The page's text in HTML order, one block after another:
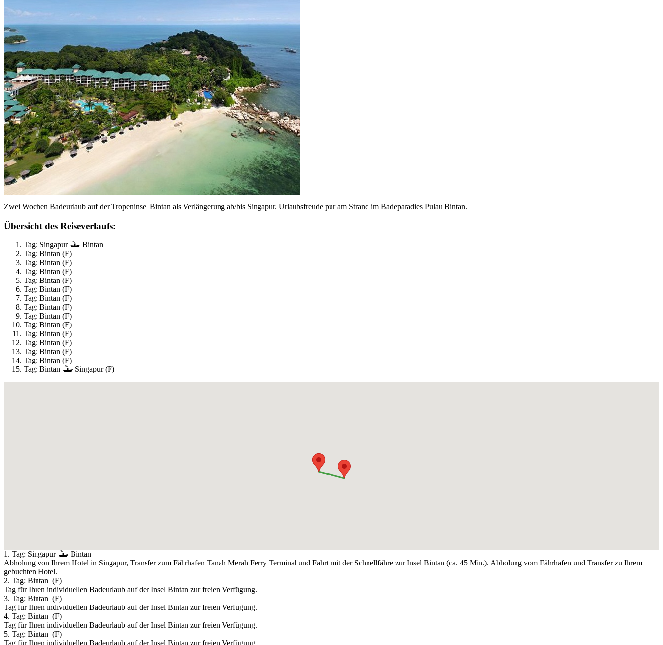
Zwei Wochen Badeurlaub auf der Tropeninsel Bintan als Verlängerung ab/bis Singapur. Urlaubsfreude pur am Strand im Badeparadies Pulau Bintan.
Übersicht des Reiseverlaufs:
Tag: Singapur
Bintan
Tag: Bintan (F)
Tag: Bintan (F)
Tag: Bintan (F)
Tag: Bintan (F)
Tag: Bintan (F)
Tag: Bintan (F)
Tag: Bintan (F)
Tag: Bintan (F)
Tag: Bintan (F)
Tag: Bintan (F)
Tag: Bintan (F)
Tag: Bintan (F)
Tag: Bintan (F)
Tag: Bintan
Singapur (F)
1. Tag: Singapur
Bintan
Abholung von Ihrem Hotel in Singapur, Transfer zum Fährhafen Tanah Merah Ferry Terminal und Fahrt mit der Schnellfähre zur Insel Bintan (ca. 45 Min.). Abholung vom Fährhafen und Transfer zu Ihrem
gebuchten Hotel.
2. Tag: Bintan (F)
Tag für Ihren individuellen Badeurlaub auf der Insel Bintan zur freien Verfügung.
3. Tag: Bintan (F)
Tag für Ihren individuellen Badeurlaub auf der Insel Bintan zur freien Verfügung.
4. Tag: Bintan (F)
Tag für Ihren individuellen Badeurlaub auf der Insel Bintan zur freien Verfügung.
5. Tag: Bintan (F)
Tag für Ihren individuellen Badeurlaub auf der Insel Bintan zur freien Verfügung.